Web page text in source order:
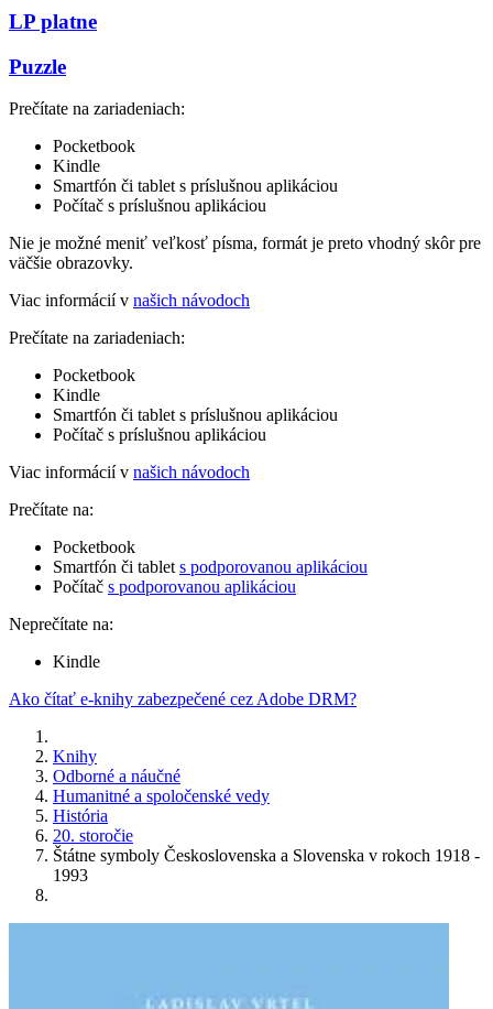
LP platne
Puzzle
Prečítate na zariadeniach:
Pocketbook
Kindle
Smartfón či tablet s príslušnou aplikáciou
Počítač s príslušnou aplikáciou
Nie je možné meniť veľkosť písma, formát je preto vhodný skôr pre
väčšie obrazovky.
Viac informácií v našich návodoch
Prečítate na zariadeniach:
Pocketbook
Kindle
Smartfón či tablet s príslušnou aplikáciou
Počítač s príslušnou aplikáciou
Viac informácií v našich návodoch
Prečítate na:
Pocketbook
Smartfón či tablet s podporovanou aplikáciou
Počítač s podporovanou aplikáciou
Neprečítate na:
Kindle
Ako čítať e-knihy zabezpečené cez Adobe DRM?
Knihy
Odborné a náučné
Humanitné a spoločenské vedy
História
20. storočie
Štátne symboly Československa a Slovenska v rokoch 1918 -
1993